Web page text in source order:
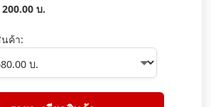
200.00บ.
ค้า: